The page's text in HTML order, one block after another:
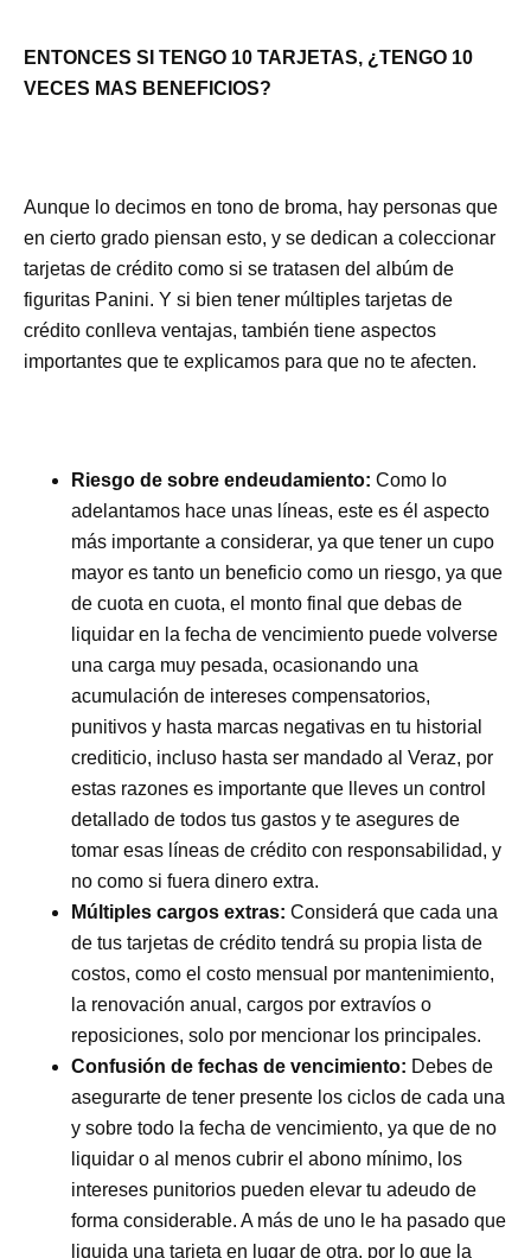
ENTONCES SI TENGO 10 TARJETAS, ¿TENGO 10
VECES MAS BENEFICIOS?
Aunque lo decimos en tono de broma, hay personas que
en cierto grado piensan esto, y se dedican a coleccionar
tarjetas de crédito como si se tratasen del albúm de
figuritas Panini. Y si bien tener múltiples tarjetas de
crédito conlleva ventajas, también tiene aspectos
importantes que te explicamos para que no te afecten.
Riesgo de sobre endeudamiento:Como lo
adelantamos hace unas líneas, este es él aspecto
más importante a considerar, ya que tener un cupo
mayor es tanto un beneficio como un riesgo, ya que
de cuota en cuota, el monto final que debas de
liquidar en la fecha de vencimiento puede volverse
una carga muy pesada, ocasionando una
acumulación de intereses compensatorios,
punitivos y hasta marcas negativas en tu historial
crediticio, incluso hasta ser mandado al Veraz, por
estas razones es importante que lleves un control
detallado de todos tus gastos y te asegures de
tomar esas líneas de crédito con responsabilidad, y
no como si fuera dinero extra.
Múltiples cargos extras: Considerá que cada una
de tus tarjetas de crédito tendrá su propia lista de
costos, como el costo mensual por mantenimiento,
la renovación anual, cargos por extravíos o
reposiciones, solo por mencionar los principales.
Confusión de fechas de vencimiento: Debes de
asegurarte de tener presente los ciclos de cada una
y sobre todo la fecha de vencimiento, ya que de no
liquidar o al menos cubrir el abono mínimo, los
intereses punitorios pueden elevar tu adeudo de
forma considerable. A más de uno le ha pasado que
liquida una tarjeta en lugar de otra, por lo que la